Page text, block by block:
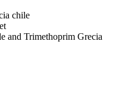
chile
and Trimethoprim Grecia